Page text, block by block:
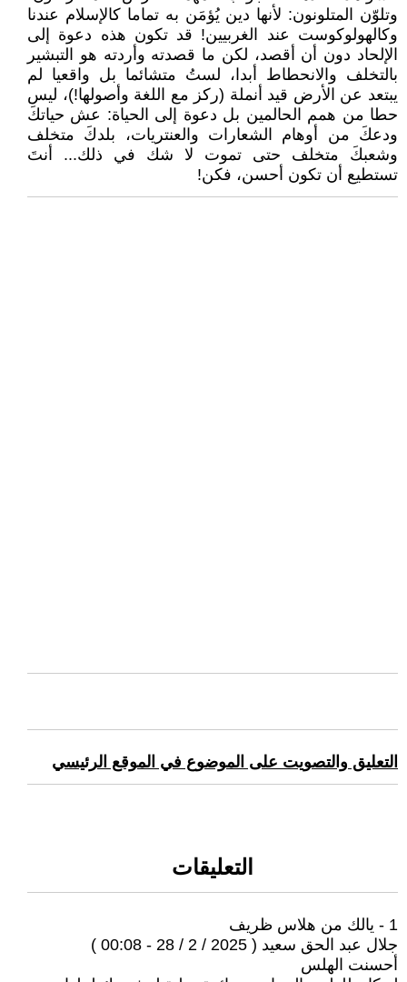
وتلوّن المتلونون: لأنها دين يُؤمَن به تماما كالإسلام عندنا
وكالهولوكوست عند الغربيين! قد تكون هذه دعوة إلى
الإلحاد دون أن أقصد، لكن ما قصدته وأردته هو التبشير
بالتخلف والانحطاط أبدا، لستُ متشائما بل واقعيا لم
يبتعد عن الأرض قيد أنملة (ركز مع اللغة وأصولها!)، ليس
حطا من همم الحالمين بل دعوة إلى الحياة: عش حياتكَ
ودعكَ من أوهام الشعارات والعنتريات، بلدكَ متخلف
وشعبكَ متخلف حتى تموت لا شك في ذلك... أنتَ
تستطيع أن تكون أحسن، فكن!
التعليق والتصويت على الموضوع في الموقع الرئيسي
التعليقات
1 - يالك من هلاس ظريف
جلال عبد الحق سعيد ( 2025 / 2 / 28 - 00:08 )
أحسنت الهلس